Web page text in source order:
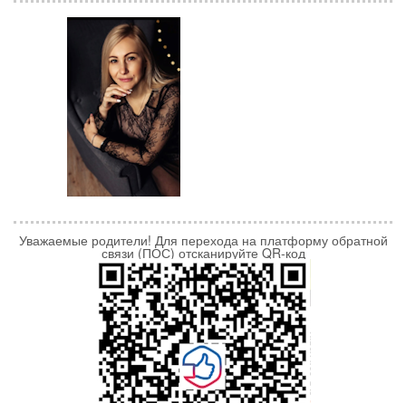
Уважаемые родители! Для перехода на платформу обратной
связи (ПОС) отсканируйте QR-код